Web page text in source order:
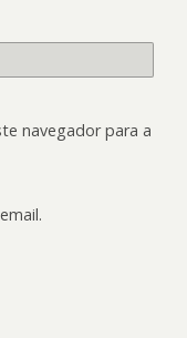
navegador para a